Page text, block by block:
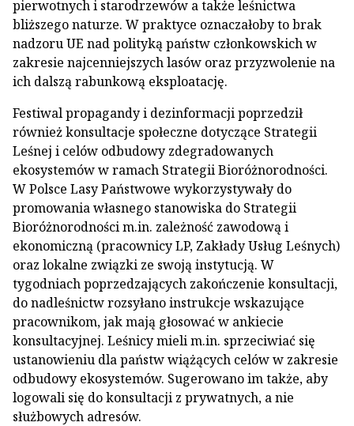
pierwotnych i starodrzewów a także leśnictwa
bliższego naturze. W praktyce oznaczałoby to brak
nadzoru UE nad polityką państw członkowskich w
zakresie najcenniejszych lasów oraz przyzwolenie na
ich dalszą rabunkową eksploatację.
Festiwal propagandy i dezinformacji poprzedził
również konsultacje społeczne dotyczące Strategii
Leśnej i celów odbudowy zdegradowanych
ekosystemów w ramach Strategii Bioróżnorodności.
W Polsce Lasy Państwowe wykorzystywały do
promowania własnego stanowiska do Strategii
Bioróżnorodności m.in. zależność zawodową i
ekonomiczną (pracownicy LP, Zakłady Usług Leśnych)
oraz lokalne związki ze swoją instytucją. W
tygodniach poprzedzających zakończenie konsultacji,
do nadleśnictw rozsyłano instrukcje wskazujące
pracownikom, jak mają głosować w ankiecie
konsultacyjnej. Leśnicy mieli m.in. sprzeciwiać się
ustanowieniu dla państw wiążących celów w zakresie
odbudowy ekosystemów. Sugerowano im także, aby
logowali się do konsultacji z prywatnych, a nie
służbowych adresów.